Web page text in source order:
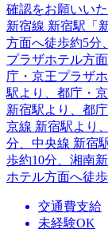
確認をお願いいた
新宿線 新宿駅「
方面へ徒歩約5分
プラザホテル方
庁・京王プラザ
駅より、都庁・
新宿駅より、都
京線 新宿駅より
分、中央線 新宿
歩約10分、湘南
ホテル方面へ徒
交通費支給
未経験OK